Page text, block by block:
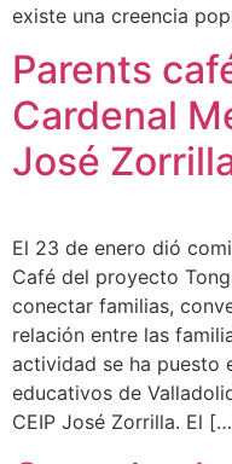
existe una creencia
Parents
Cardenal
José
El 23 de enero dió
Café del proyecto
conectar familias,
relación entre las
actividad se ha puesto
educativos de
CEIP José Zorrilla. El